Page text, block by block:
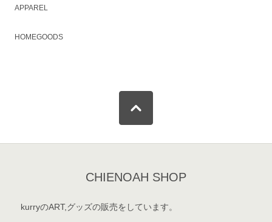
APPAREL
HOMEGOODS
CHIENOAH SHOP
kurryのART,グッズの販売をしています。